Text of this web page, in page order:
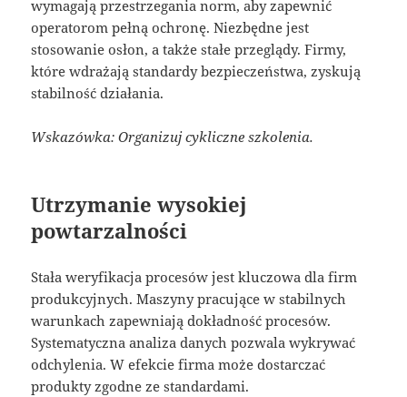
wymagają przestrzegania norm, aby zapewnić
operatorom pełną ochronę. Niezbędne jest
stosowanie osłon, a także stałe przeglądy. Firmy,
które wdrażają standardy bezpieczeństwa, zyskują
stabilność działania.
Wskazówka: Organizuj cykliczne szkolenia.
Utrzymanie wysokiej
powtarzalności
Stała weryfikacja procesów jest kluczowa dla firm
produkcyjnych. Maszyny pracujące w stabilnych
warunkach zapewniają dokładność procesów.
Systematyczna analiza danych pozwala wykrywać
odchylenia. W efekcie firma może dostarczać
produkty zgodne ze standardami.